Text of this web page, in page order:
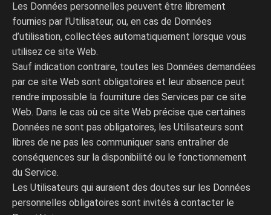
Les Données personnelles peuvent être librement
fournies par l’Utilisateur, ou, en cas de Données
d’utilisation, collectées automatiquement lorsque vous
utilisez ce site Web.
Sauf indication contraire, toutes les Données demandées
par ce site Web sont obligatoires et leur absence peut
rendre impossible la fourniture des Services par ce site
Web. Dans le cas où ce site Web précise que certaines
Données ne sont pas obligatoires, les Utilisateurs sont
libres de ne pas les communiquer sans entraîner de
conséquences sur la disponibilité ou le fonctionnement
du Service.
Les Utilisateurs qui auraient des doutes sur les Données
personnelles obligatoires sont invités à contacter le